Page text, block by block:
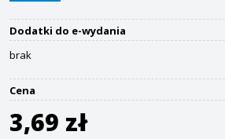
Dodatki do e-wydania
brak
Cena
3,69 zł